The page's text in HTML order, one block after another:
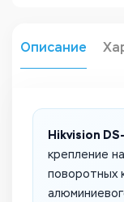
Описание
Hikvision
крепление
поворотных